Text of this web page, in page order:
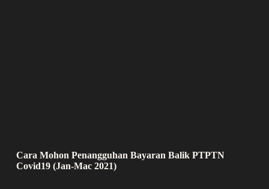
Cara Mohon Penangguhan Bayaran Balik PTPTN
Covid19 (Jan-Mac 2021)